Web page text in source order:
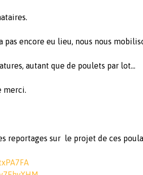
pas encore eu lieu, nous nous
autant que de poulets par lot...
merci.
reportages sur le projet de ces